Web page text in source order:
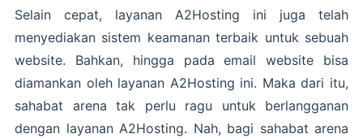
Selain cepat, layanan A2Hosting ini juga telah
menyediakan sistem keamanan terbaik untuk sebuah
website. Bahkan, hingga pada email website bisa
diamankan oleh layanan A2Hosting ini. Maka dari itu,
sahabat arena tak perlu ragu untuk berlangganan
dengan layanan A2Hosting. Nah, bagi sahabat arena